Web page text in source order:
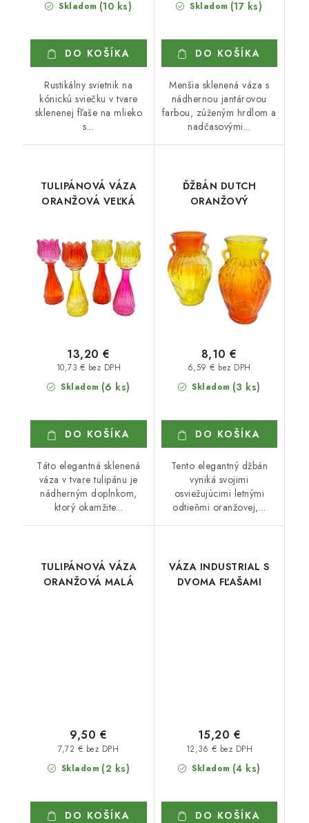
Skladom (10 ks)
DO KOŠÍKA
Rustikálny svietnik na
kónickú sviečku v tvare
sklenenej fľaše na mlieko
s...
Skladom (17 ks)
DO KOŠÍKA
Menšia sklenená váza s
nádhernou jantárovou
farbou, zúženým hrdlom a
nadčasovými...
TULIPÁNOVÁ VÁZA
ORANŽOVÁ VEĽKÁ
Skladom (6 ks)
10,73 € bez DPH
13,20 €
DO KOŠÍKA
Táto elegantná sklenená
váza v tvare tulipánu je
nádherným doplnkom,
ktorý okamžite...
ĎŽBÁN DUTCH
ORANŽOVÝ
Skladom (3 ks)
6,59 € bez DPH
8,10 €
DO KOŠÍKA
Tento elegantný džbán
vyniká svojimi
osviežujúcimi letnými
odtieňmi oranžovej,...
TULIPÁNOVÁ VÁZA
ORANŽOVÁ MALÁ
Skladom (2 ks)
7,72 € bez DPH
9,50 €
DO KOŠÍKA
VÁZA INDUSTRIAL S
DVOMA FĽAŠAMI
Skladom (4 ks)
12,36 € bez DPH
15,20 €
DO KOŠÍKA